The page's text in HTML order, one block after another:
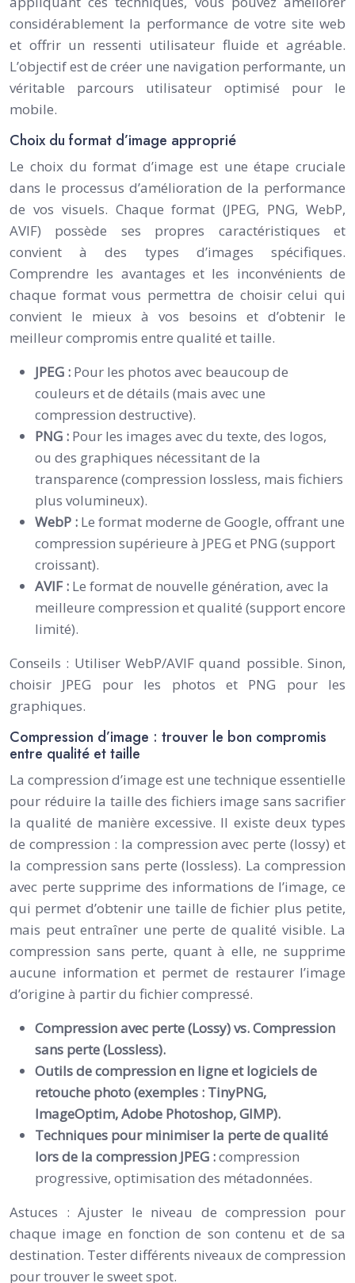
considérablement la performance de votre site web
et offrir un ressenti utilisateur fluide et agréable.
L’objectif est de créer une navigation performante, un
véritable parcours utilisateur optimisé pour le
mobile.
Choix du format d’image approprié
Le choix du format d’image est une étape cruciale
dans le processus d’amélioration de la performance
de vos visuels. Chaque format (JPEG, PNG, WebP,
AVIF) possède ses propres caractéristiques et
convient à des types d’images spécifiques.
Comprendre les avantages et les inconvénients de
chaque format vous permettra de choisir celui qui
convient le mieux à vos besoins et d’obtenir le
meilleur compromis entre qualité et taille.
JPEG : Pour les photos avec beaucoup de
couleurs et de détails (mais avec une
compression destructive).
PNG : Pour les images avec du texte, des logos,
ou des graphiques nécessitant de la
transparence (compression lossless, mais fichiers
plus volumineux).
WebP : Le format moderne de Google, offrant une
compression supérieure à JPEG et PNG (support
croissant).
AVIF : Le format de nouvelle génération, avec la
meilleure compression et qualité (support encore
limité).
Conseils : Utiliser WebP/AVIF quand possible. Sinon,
choisir JPEG pour les photos et PNG pour les
graphiques.
Compression d’image : trouver le bon compromis
entre qualité et taille
La compression d’image est une technique essentielle
pour réduire la taille des fichiers image sans sacrifier
la qualité de manière excessive. Il existe deux types
de compression : la compression avec perte (lossy) et
la compression sans perte (lossless). La compression
avec perte supprime des informations de l’image, ce
qui permet d’obtenir une taille de fichier plus petite,
mais peut entraîner une perte de qualité visible. La
compression sans perte, quant à elle, ne supprime
aucune information et permet de restaurer l’image
d’origine à partir du fichier compressé.
Compression avec perte (Lossy) vs. Compression
sans perte (Lossless).
Outils de compression en ligne et logiciels de
retouche photo (exemples : TinyPNG,
ImageOptim, Adobe Photoshop, GIMP).
Techniques pour minimiser la perte de qualité
lors de la compression JPEG :compression
progressive, optimisation des métadonnées.
Astuces : Ajuster le niveau de compression pour
chaque image en fonction de son contenu et de sa
destination. Tester différents niveaux de compression
pour trouver le sweet spot.